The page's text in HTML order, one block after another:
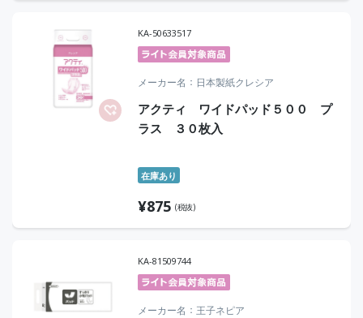
KA-50633517
メーカー名 日本製紙クレシア
アクティ ワイドパッド５００ プ
ラス ３０枚入
在庫あり
¥875 (税抜)
KA-81509744
メーカー名 王子ネピア